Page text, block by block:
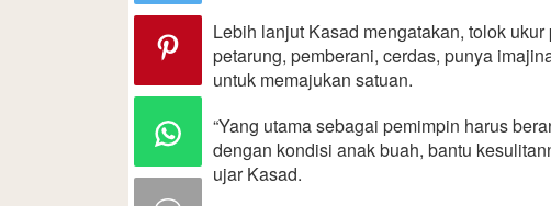
Lebih lanjut Kasad mengatakan, tolok
petarung, pemberani, cerdas, punya
untuk memajukan satuan.
“Yang utama sebagai pemimpin harus
dengan kondisi anak buah, bantu
ujar Kasad.